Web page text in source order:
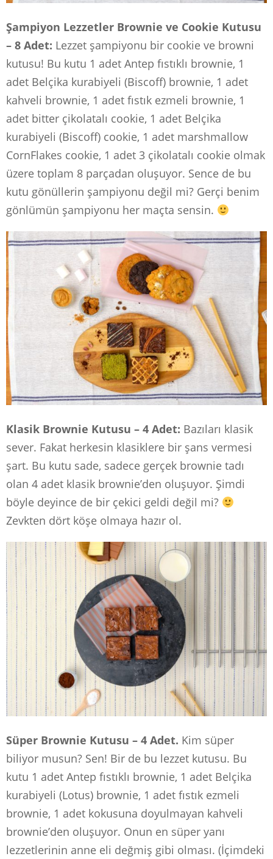
Şampiyon Lezzetler Brownie ve Cookie Kutusu
– 8 Adet: Lezzet şampiyonu bir cookie ve browni
kutusu! Bu kutu 1 adet Antep fıstıklı brownie, 1
adet Belçika kurabiyeli (Biscoff) brownie, 1 adet
kahveli brownie, 1 adet fıstık ezmeli brownie, 1
adet bitter çikolatalı cookie, 1 adet Belçika
kurabiyeli (Biscoff) cookie, 1 adet marshmallow
CornFlakes cookie, 1 adet 3 çikolatalı cookie olmak
üzere toplam 8 parçadan oluşuyor. Sence de bu
kutu gönüllerin şampiyonu değil mi? Gerçi benim
gönlümün şampiyonu her maçta sensin.
Klasik Brownie Kutusu – 4 Adet: Bazıları klasik
sever. Fakat herkesin klasiklere bir şans vermesi
şart. Bu kutu sade, sadece gerçek brownie tadı
olan 4 adet klasik brownie’den oluşuyor. Şimdi
böyle deyince de bir çekici geldi değil mi?
Zevkten dört köşe olmaya hazır ol.
Süper Brownie Kutusu – 4 Adet. Kim süper
biliyor musun? Sen! Bir de bu lezzet kutusu. Bu
kutu 1 adet Antep fıstıklı brownie, 1 adet Belçika
kurabiyeli (Lotus) brownie, 1 adet fıstık ezmeli
brownie, 1 adet kokusuna doyulmayan kahveli
brownie’den oluşuyor. Onun en süper yanı
lezzetlerinin anne eli değmiş gibi olması. (İçimdeki